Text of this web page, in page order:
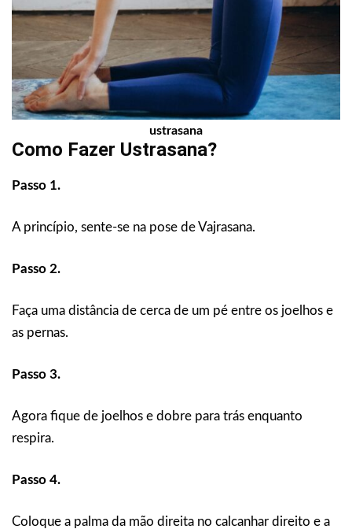
ustrasana
Como Fazer Ustrasana?
Passo 1.
A princípio, sente-se na pose de Vajrasana.
Passo 2.
Faça uma distância de cerca de um pé entre os joelhos e
as pernas.
Passo 3.
Agora fique de joelhos e dobre para trás enquanto
respira.
Passo 4.
Coloque a palma da mão direita no calcanhar direito e a